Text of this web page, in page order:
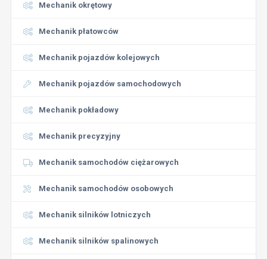
Mechanik okrętowy
Mechanik płatowców
Mechanik pojazdów kolejowych
Mechanik pojazdów samochodowych
Mechanik pokładowy
Mechanik precyzyjny
Mechanik samochodów ciężarowych
Mechanik samochodów osobowych
Mechanik silników lotniczych
Mechanik silników spalinowych